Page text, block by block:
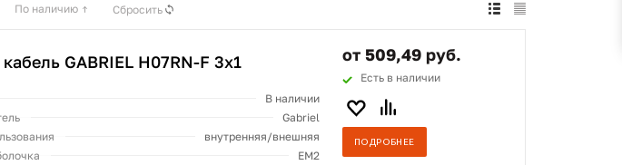
По наличию Сбросить
GABRIEL H07RN-F 3x1
В наличии
Gabriel
внутренняя/внешняя
ЕМ2
от 509,49 руб.
Есть в наличии
ПОДРОБНЕЕ